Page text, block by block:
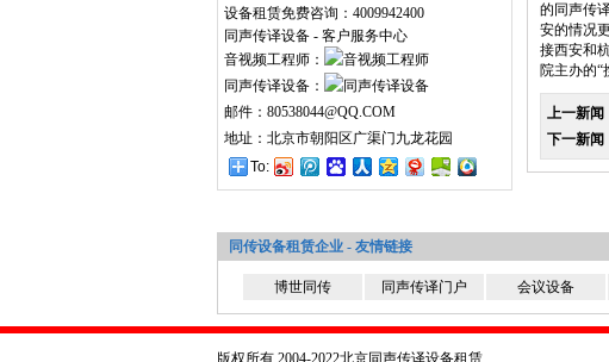
设备租赁免费咨询：4009942400
同声传译设备 - 客户服务中心
音视频工程师：
同声传译设备：
邮件：80538044@QQ.COM
地址：北京市朝阳区广渠门九龙花园
To:
的同声传
安的情况
接西安和
院主办的“
上一新闻
下一新闻
同传设备租赁企业 - 友情链接
博世同传 同声传译门户 会议设备
版权所有 2004-2022北京同声传译设备租赁